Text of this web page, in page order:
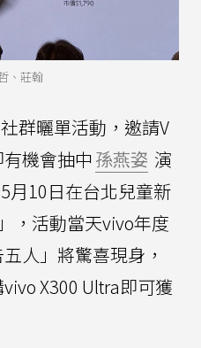
、莊翰
群曬單活動，邀請V
機會抽中孫燕姿 演
月10日在台北兒童新
，活動當天vivo年度
人」將驚喜現身，
X300 Ultra即可獲